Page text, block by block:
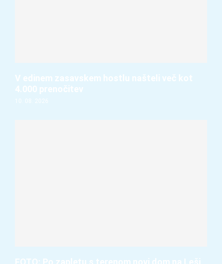
V edinem zasavskem hostlu našteli več kot
4.000 prenočitev
10. 08. 2026
FOTO: Po zapletu s terenom novi dom na Leši